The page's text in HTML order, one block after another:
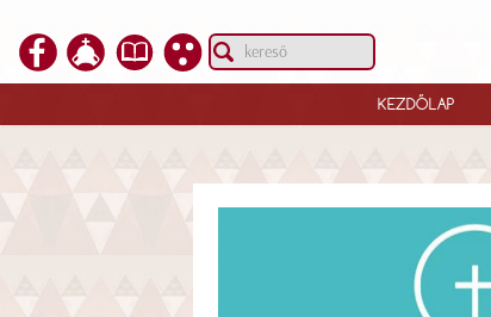
KEZDŐLAP